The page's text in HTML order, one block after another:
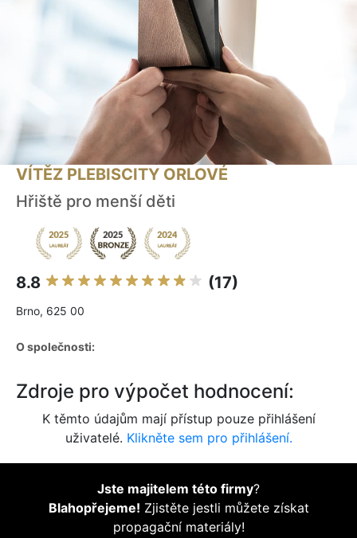
VÍTĚZ PLEBISCITY ORLOVÉ
Hřiště pro menší děti
8.8 (17)
Brno, 625 00
O společnosti:
Zdroje pro výpočet hodnocení:
K těmto údajům mají přístup pouze přihlášení
uživatelé. Klikněte sem pro přihlášení.
Jste majitelem této firmy?
Blahopřejeme! Zjistěte jestli můžete získat
propagační materiály!